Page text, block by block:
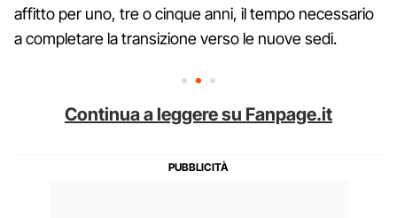
affitto per uno, tre o cinque anni, il tempo necessario
a completare la transizione verso le nuove sedi.
Continua a leggere su Fanpage.it